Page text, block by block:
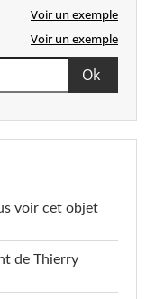
Voir un exemple
Voir un exemple
voir cet objet
de Thierry